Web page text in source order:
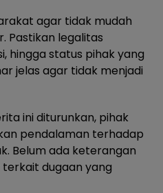
agar tidak mudah
Pastikan legalitas
hingga status pihak yang
jelas agar tidak menjadi
ini diturunkan, pihak
pendalaman terhadap
Belum ada keterangan
dugaan yang